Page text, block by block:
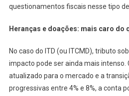
questionamentos fiscais nesse tipo
Heranças e doações: mais caro do
No caso do ITD (ou ITCMD), tributo
impacto pode ser ainda mais intenso.
atualizado para o mercado e a
progressivas entre 4% e 8%, a conta